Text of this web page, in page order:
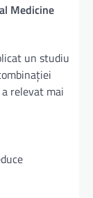
Medicine
un studiu
relevat mai